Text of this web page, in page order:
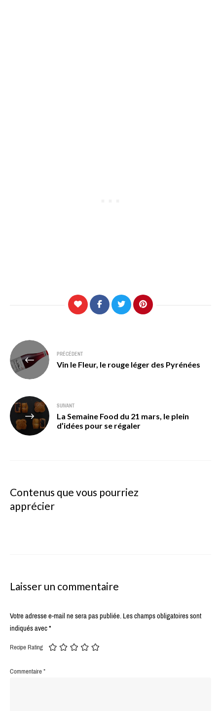
Navigation
de
l’article
PRÉCÉDENT
Vin le Fleur, le rouge léger des Pyrénées
SUIVANT
La Semaine Food du 21 mars, le plein
d’idées pour se régaler
Contenus que vous pourriez
apprécier
Laisser un commentaire
Votre adresse e-mail ne sera pas publiée.Les champs obligatoires sont
indiqués avec*
Recipe Rating
Commentaire*